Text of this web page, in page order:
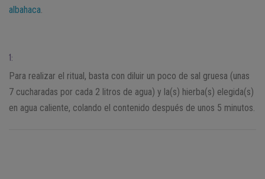
albahaca
1:
Para realizar el ritual, basta con diluir un poco de sal gruesa (unas
7 cucharadas por cada 2 litros de agua) y la(s) hierba(s) elegida(s)
en agua caliente, colando el contenido después de unos 5 minutos.